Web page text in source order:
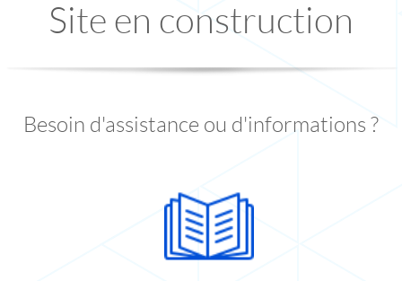
Site en construction
Besoin d'assistance ou d'informations ?